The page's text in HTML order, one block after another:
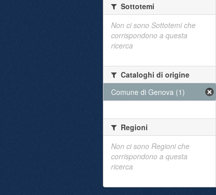
Sottotemi
Non ci sono Sottotemi che
corrispondono a questa
ricerca
Cataloghi di origine
Comune di Genova (1)
Regioni
Non ci sono Regioni che
corrispondono a questa
ricerca